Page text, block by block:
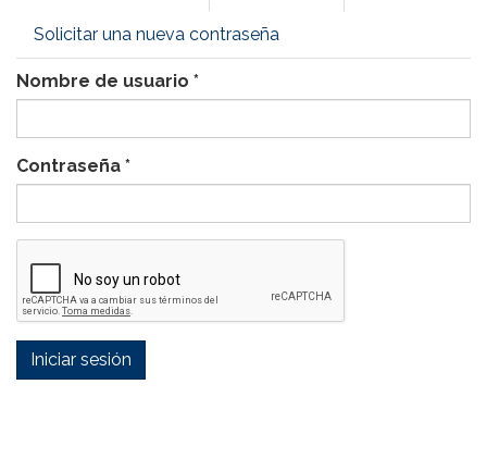
activa)
Solicitar una nueva contraseña
Nombre de usuario *
Contraseña *
Iniciar sesión